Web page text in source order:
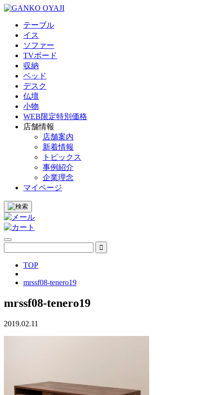
テーブル
イス
ソファー
TVボード
収納
ベッド
デスク
仏壇
小物
WEB限定特別価格
店舗情報
店舗案内
新着情報
トピックス
事例紹介
企業理念
マイページ
TOP
mrssf08-tenero19
mrssf08-tenero19
2019.02.11